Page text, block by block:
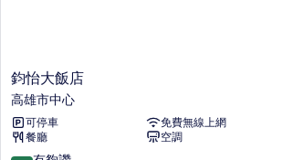
鈞
怡
大
飯
店
鈞怡大飯店
高雄市中心
可停車
免費無線上網
餐廳
空調